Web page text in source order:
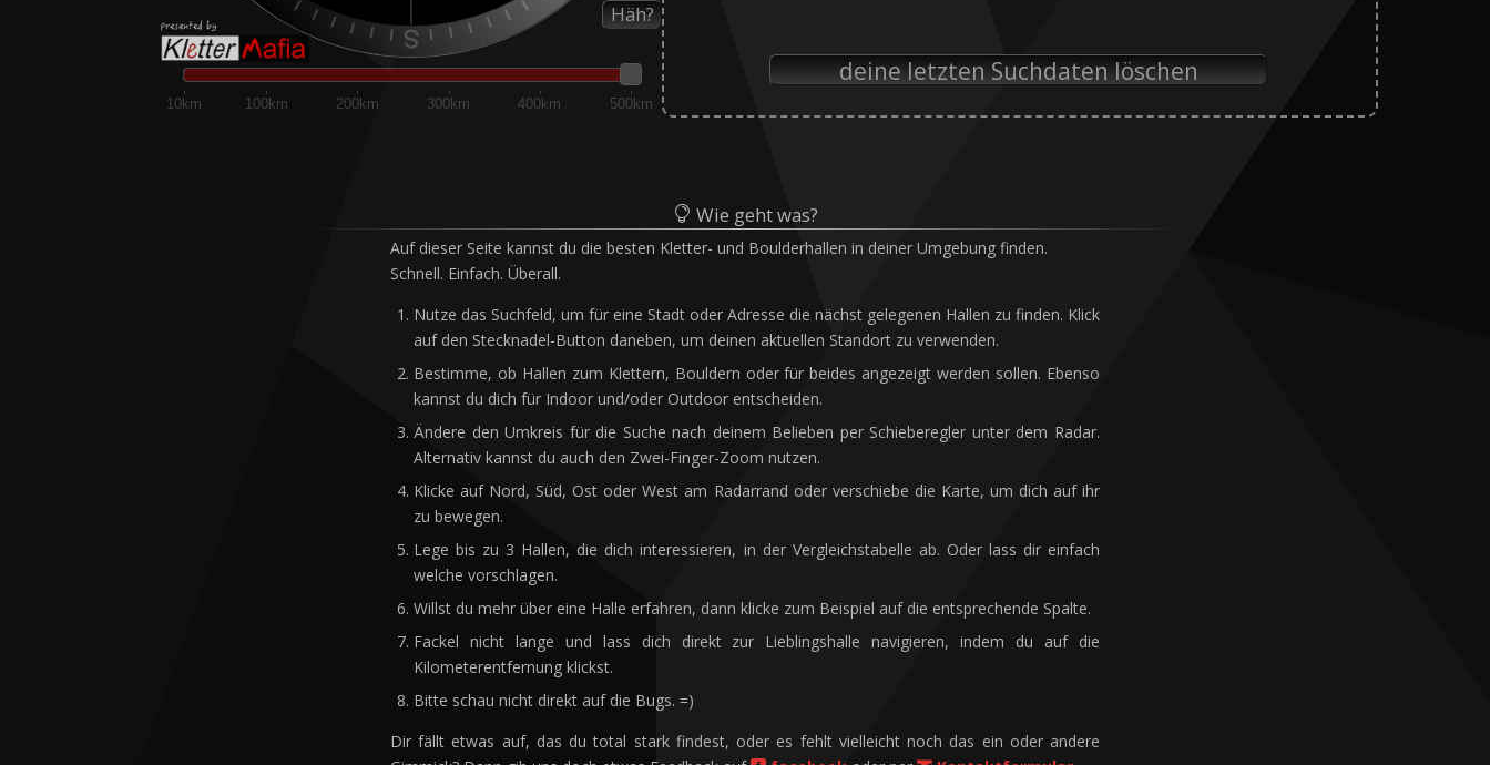
10km 400km
300km
200km
100km 500km
Häh?
deine letzten Suchdaten löschen
 Wie geht was?
Auf dieser Seite kannst du die besten Kletter- und Boulderhallen in deiner Umgebung finden.
Schnell. Einfach. Überall.
Nutze das Suchfeld, um für eine Stadt oder Adresse die nächst gelegenen Hallen zu finden. Klick
auf den Stecknadel-Button daneben, um deinen aktuellen Standort zu verwenden.
Bestimme, ob Hallen zum Klettern, Bouldern oder für beides angezeigt werden sollen. Ebenso
kannst du dich für Indoor und/oder Outdoor entscheiden.
Ändere den Umkreis für die Suche nach deinem Belieben per Schieberegler unter dem Radar.
Alternativ kannst du auch den Zwei-Finger-Zoom nutzen.
Klicke auf Nord, Süd, Ost oder West am Radarrand oder verschiebe die Karte, um dich auf ihr
zu bewegen.
Lege bis zu 3 Hallen, die dich interessieren, in der Vergleichstabelle ab. Oder lass dir einfach
welche vorschlagen.
Willst du mehr über eine Halle erfahren, dann klicke zum Beispiel auf die entsprechende Spalte.
Fackel nicht lange und lass dich direkt zur Lieblingshalle navigieren, indem du auf die
Kilometerentfernung klickst.
Bitte schau nicht direkt auf die Bugs. =)
Dir fällt etwas auf, das du total stark findest, oder es fehlt vielleicht noch das ein oder andere